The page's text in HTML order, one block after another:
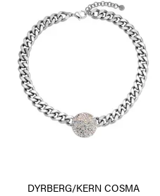
DYRBERG/KERN COSMA